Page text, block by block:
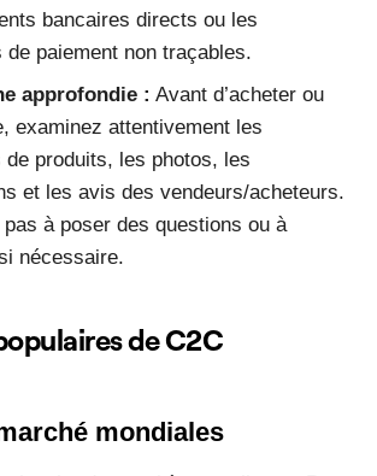
bancaires directs ou les
de paiement non traçables.
approfondie : Avant d’acheter ou
examinez attentivement les
de produits, les photos, les
et les avis des vendeurs/acheteurs.
pas à poser des questions ou à
nécessaire.
de C2C
mondiales